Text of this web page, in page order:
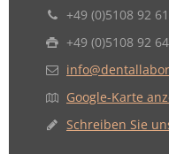
+49 (0)5108 92
+49 (0)5108 92
Google-Karte
Schreiben Sie